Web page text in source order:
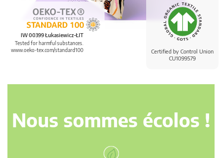
Certified by Control Union
CU1099579
IW 00399 Łukasiewicz-ŁIT
Tested for harmful substances.
www.oeko-tex.com/standard100
Nous sommes écolos !